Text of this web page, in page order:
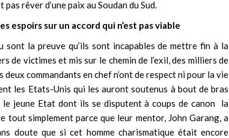
rêver d’une paix au Soudan du Sud.
espoirs sur un accord qui n’est pas viable
sont la preuve qu’ils sont incapables de mettre fin à la
de victimes et mis sur le chemin de l’exil, des milliers de
commandants en chef n’ont de respect ni pour la vie
les Etats-Unis qui les auront soutenus à bout de bras
le jeune Etat dont ils se disputent à coups de canon la
simplement parce que leur mentor, John Garang, a
doute que si cet homme charismatique était encore